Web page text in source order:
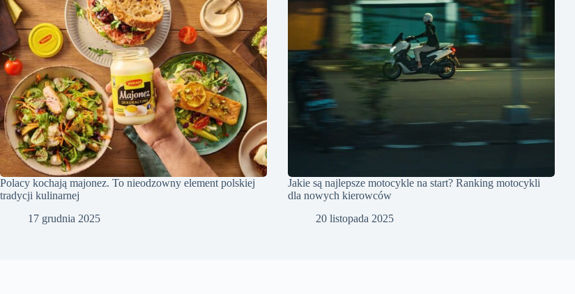
Polacy kochają majonez. To nieodzowny element polskiej
tradycji kulinarnej
17 grudnia 2025
Jakie są najlepsze motocykle na start? Ranking motocykli
dla nowych kierowców
20 listopada 2025